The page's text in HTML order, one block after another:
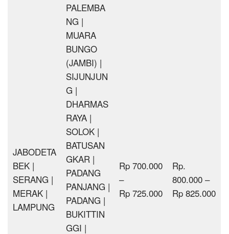
JABODETA
BEK |
SERANG |
MERAK |
LAMPUNG
PALEMBA
NG |
MUARA
BUNGO
(JAMBI) |
SIJUNJUN
G |
DHARMAS
RAYA |
SOLOK |
BATUSAN
GKAR |
PADANG
PANJANG |
PADANG |
BUKITTIN
GGI |
Rp 700.000
–
Rp 725.000
Rp.
800.000 –
Rp 825.000